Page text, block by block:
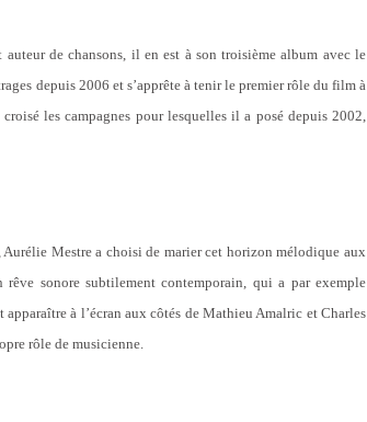
de chansons, il en est à son troisième album avec le
depuis 2006 et s’apprête à tenir le premier rôle du film à
les campagnes pour lesquelles il a posé depuis 2002,
Mestre a choisi de marier cet horizon mélodique aux
sonore subtilement contemporain, qui a par exemple
apparaître à l’écran aux côtés de Mathieu Amalric et Charles
rôle de musicienne.